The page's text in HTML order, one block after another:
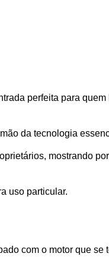
perfeita para
da tecnologia
mostrando
uso particular.
com o motor que se